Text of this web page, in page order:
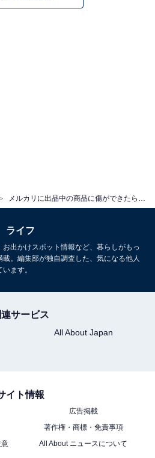
きてしまったら？
れなどが付いてしまったらどう
これに関しては、ダメージの
ます。
には商品の編集でカバーする
く、商品として価値があると判
明にダメージを追記すればOKで
には、出品を取り消して処分す
ライフ
出かけスポット情報など、暮らしがもっ
。編集部が独自調査した、気になる他人
ます。
連サービス
All About Japan
イト情報
広告掲載
著作権・商標・免責事項
All About ニュースについて